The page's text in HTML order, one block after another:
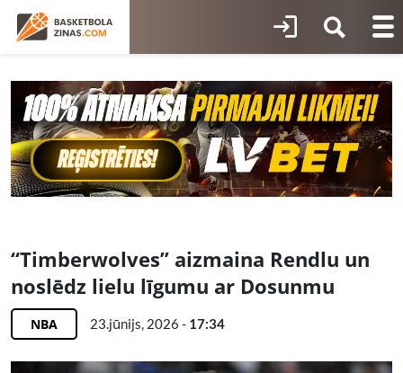
“Timberwolves” aizmaina Rendlu un
noslēdz lielu līgumu ar Dosunmu
NBA 23.jūnijs, 2026 - 17:34